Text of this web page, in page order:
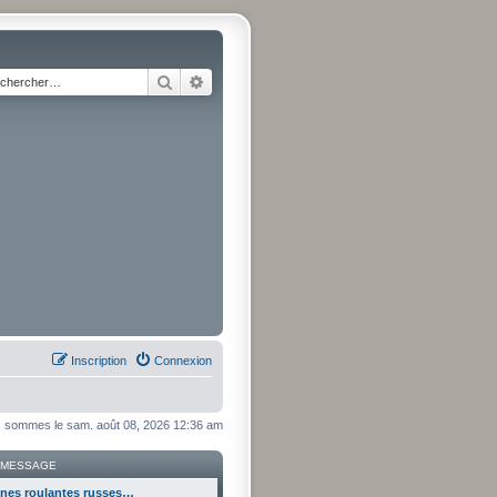
Rechercher
Connexion
Inscription
sommes le sam. août 08, 2026 12:36 am
roulantes russes…